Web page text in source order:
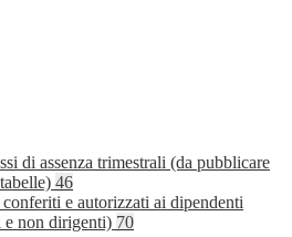
di assenza trimestrali (da pubblicare
46
e autorizzati ai dipendenti
e non dirigenti) 70